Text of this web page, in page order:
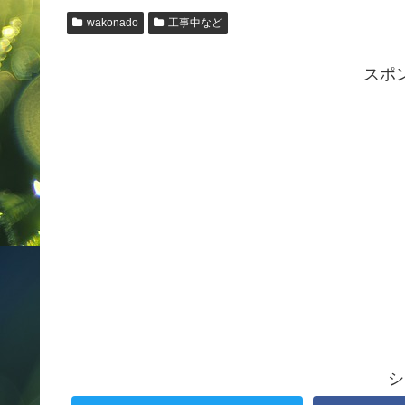
wakonado 工事中など
スポ